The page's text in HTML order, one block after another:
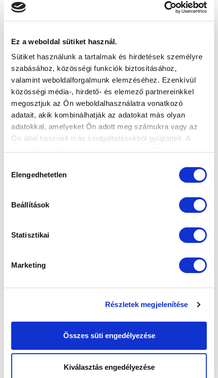
Ez a weboldal sütiket használ.
Sütiket használunk a tartalmak és hirdetések személyre
szabásához, közösségi funkciók biztosításához,
valamint weboldalforgalmunk elemzéséhez. Ezenkívül
közösségi média-, hirdető- és elemező partnereinkkel
megosztjuk az Ön weboldalhasználatra vonatkozó
adatait, akik kombinálhatják az adatokat más olyan
adatokkal, amelyeket Ön adott meg számukra vagy az
Ön által használt más szolgáltatásokból gyűjtöttek. A
kiválasztása
Elengedhetetlen
Beállítások
Statisztikai
Marketing
Részletek megjelenítése
Összes süti engedélyezése
Kiválasztás engedélyezése
ÍGY ZÁRULT IDEI JÓTÉKONYSÁGI
AKCIÓNK (VIDEÓ)
A Szeged kézilabdacsapatának Aalborg elleni
2026-08-12 19:00
VS